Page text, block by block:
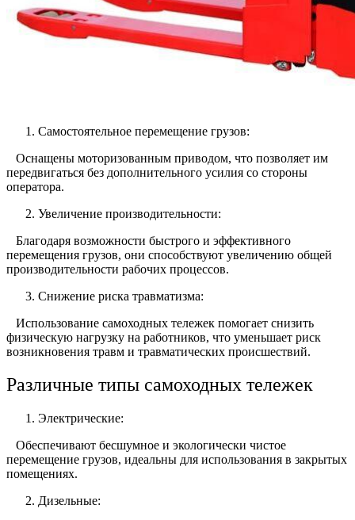
Самостоятельное перемещение грузов:
Оснащены моторизованным приводом, что позволяет им
передвигаться без дополнительного усилия со стороны
оператора.
Увеличение производительности:
Благодаря возможности быстрого и эффективного
перемещения грузов, они способствуют увеличению общей
производительности рабочих процессов.
Снижение риска травматизма:
Использование самоходных тележек помогает снизить
физическую нагрузку на работников, что уменьшает риск
возникновения травм и травматических происшествий.
Различные типы самоходных тележек
Электрические:
Обеспечивают бесшумное и экологически чистое
перемещение грузов, идеальны для использования в закрытых
помещениях.
Дизельные: